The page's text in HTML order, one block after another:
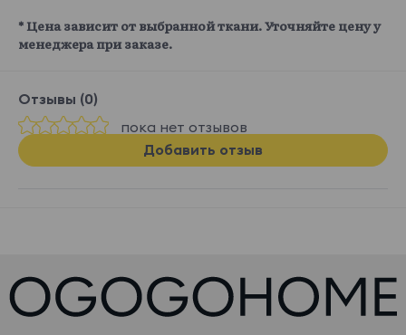
* Цена зависит от выбранной ткани. Уточняйте цену у
менеджера при заказе.
Отзывы (0)
пока нет отзывов
Добавить отзыв